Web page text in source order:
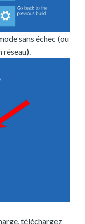
sans échec (ou
réseau).
téléchargez